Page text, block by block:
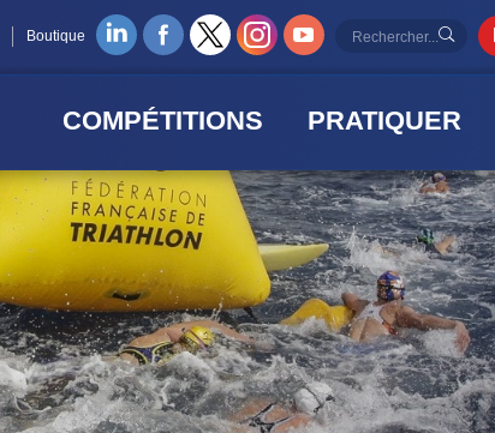
Boutique
COMPÉTITIONS PRATIQUER